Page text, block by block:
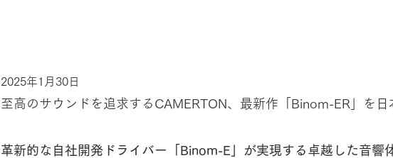
2025年1月30日
至高のサウンドを追求するCAMERTON、最新作「Binom-ER」を日
革新的な自社開発ドライバー「Binom-E」が実現する卓越した音響